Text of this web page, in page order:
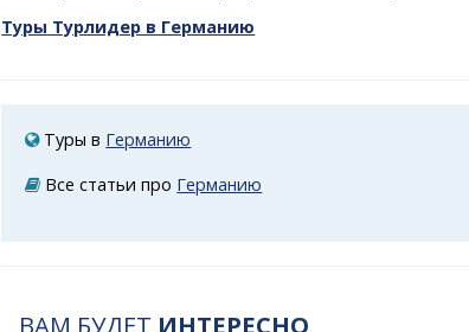
Туры Турлидер в Германию
Туры в Германию
Все статьи про Германию
ВАМ БУДЕТ ИНТЕРЕСНО